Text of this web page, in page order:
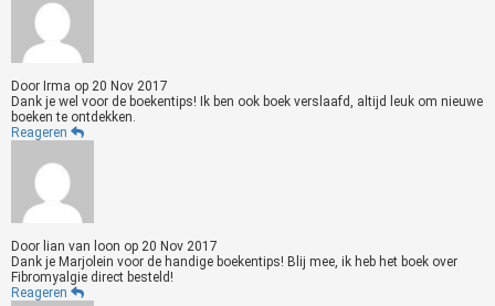
Door Irma op 20 Nov 2017
Dank je wel voor de boekentips! Ik ben ook boek verslaafd, altijd leuk om nieuwe
boeken te ontdekken.
Reageren
Door lian van loon op 20 Nov 2017
Dank je Marjolein voor de handige boekentips! Blij mee, ik heb het boek over
Fibromyalgie direct besteld!
Reageren